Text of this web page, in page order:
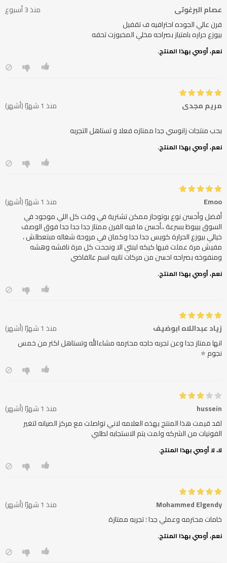
عصام البرغوتي
منذ 3 أسبوع
بيوزع حراره بامتياز بصراحه مخلي المخبوزت تحفه
نعم، أوصي بهذا المنتج.
مريم مجدي
منذ 1 شهرًا (أشهر)
بحب منتجات زانوسي جدا ممتازه فعلا و تستاهل التجربه
نعم، أوصي بهذا المنتج.
Emoo
منذ 1 شهرًا (أشهر)
أفضل وأحسن نوع بوتوجاز ممكن تشترية في وقت كل اللي موجود في
السوق بيبوظ بسرعة ،،أحسن ما فيه الفرن ممتاز جدا جدا جدا فوق الوصف
خيالي بيوزع الحرارة كويس جدا جدا وكمان في مروحة شغاله مبتعطلش ،
مفيش مرة عملت فيها كيكه لبنتي الا ونجحت كل مرة نافشه وهشه
ومنفوخه بصراحه احسن من مركات تانيه اسم عالفاضي
نعم، أوصي بهذا المنتج.
زياد عبداللاه ابوضيف
منذ 1 شهرًا (أشهر)
انها ممتاز جدا وعن تجربه حاجه محترمه مشاءالله وتستاهل اكتر من خمس
نجوم ⭐
hussein
منذ 1 شهرًا (أشهر)
لقد قيمت هذا المنتج بهذه العلامه لاني تواصلت مع مركز الصيانه لتغير
الفونيات من الشركه ولمت يتم الاستجابه لطلبي
لا، لا أوصي بهذا المنتج.
Mohammed Elgendy
منذ 1 شهرًا (أشهر)
خامات محترمه وعملي جدا ؛ تجربه ممتازة
نعم، أوصي بهذا المنتج.